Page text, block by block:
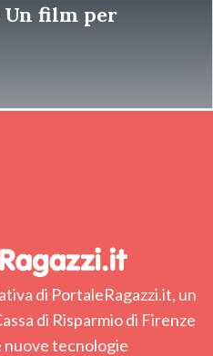
Un film per
di PortaleRagazzi.it, un
di Risparmio di Firenze
nuove tecnologie